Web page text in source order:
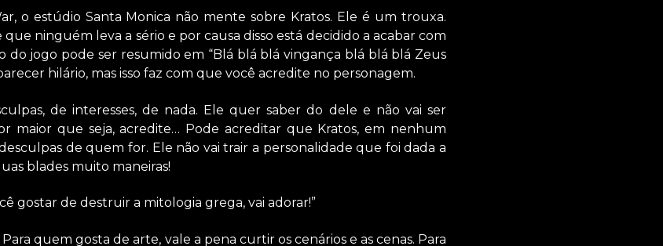
o estúdio Santa Monica não mente sobre Kratos. Ele é um trouxa.
ninguém leva a sério e por causa disso está decidido a acabar com
do jogo pode ser resumido em “Blá blá blá vingança blá blá blá Zeus
hilário, mas isso faz com que você acredite no personagem.
de interesses, de nada. Ele quer saber do dele e não vai ser
maior que seja, acredite… Pode acreditar que Kratos, em nenhum
de quem for. Ele não vai trair a personalidade que foi dada a
blades muito maneiras!
gostar de destruir a mitologia grega, vai adorar!”
Para quem gosta de arte, vale a pena curtir os cenários e as cenas. Para